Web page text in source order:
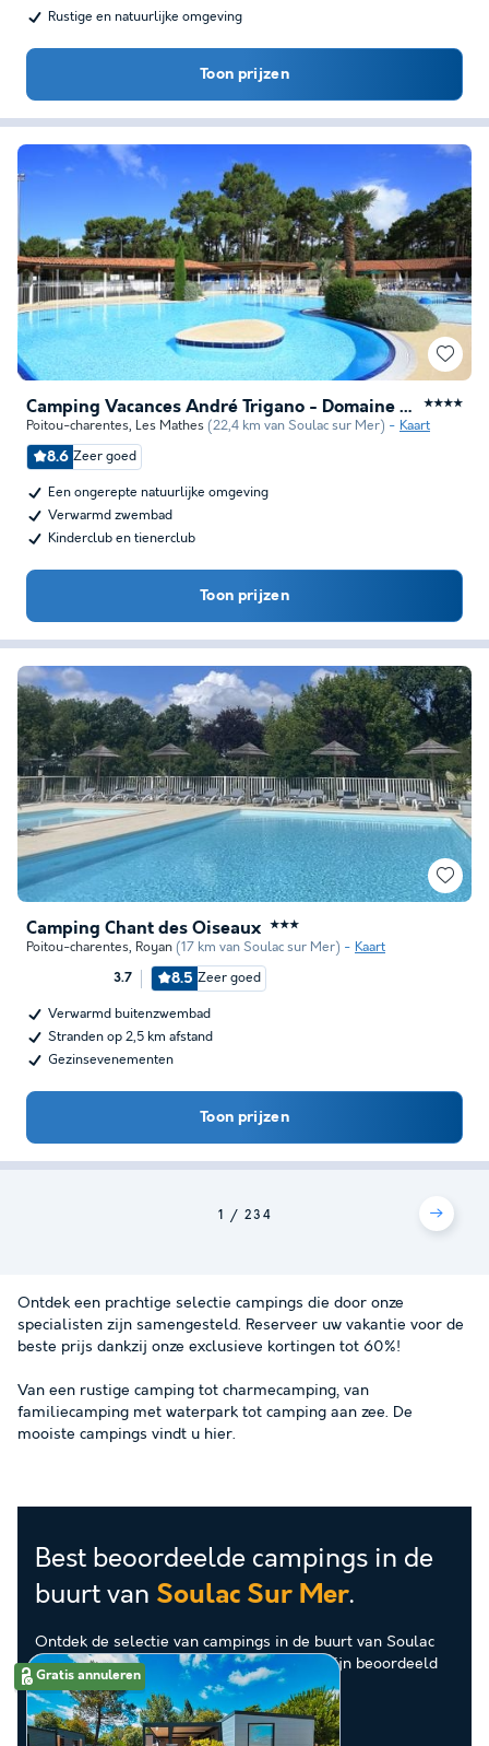
Rustige en natuurlijke omgeving
Toon prijzen
Camping Vacances André Trigano - Domaine de Montcalm ★★★★
Poitou-charentes, Les Mathes (22,4 km van Soulac sur Mer) Kaart
8.6 Zeer goed
Een ongerepte natuurlijke omgeving
Verwarmd zwembad
Kinderclub en tienerclub
Toon prijzen
Camping Chant des Oiseaux ★★★
Poitou-charentes, Royan (17 km van Soulac sur Mer) Kaart
3.7 8.5 Zeer goed
Verwarmd buitenzwembad
Stranden op 2,5 km afstand
Gezinsevenementen
Toon prijzen
1 23 4
Ontdek een prachtige selectie campings die door onze
specialisten zijn samengesteld. Reserveer uw vakantie voor de
beste prijs dankzij onze exclusieve kortingen tot 60%!
Van een rustige camping tot charmecamping, van
familiecamping met waterpark tot camping aan zee. De
mooiste campings vindt u hier.
Best beoordeelde campings in de
buurt van Soulac Sur Mer.
Ontdek de selectie van campings in de buurt van Soulac
Sur Mer die door onze klanten als beste zijn beoordeeld
Gratis annuleren